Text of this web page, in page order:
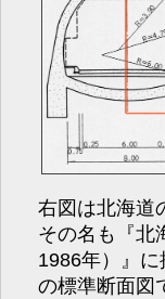
右図は北海道
その名も『北
1986年）』
の標準断面図